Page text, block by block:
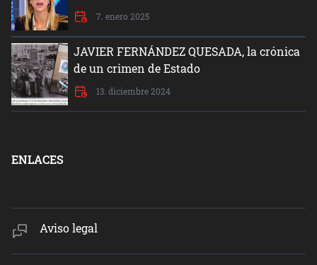
dignidad del ser humano”
7. enero 2025
JAVIER FERNÁNDEZ QUESADA, la crónica
de un crimen de Estado
13. diciembre 2024
ENLACES
Aviso legal